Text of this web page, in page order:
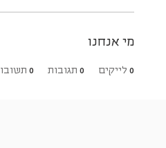
מי אנחנו
0 לייקים 0 תגובות 0